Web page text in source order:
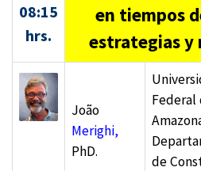
08:15
hrs.
en tiempos
estrategias y
João
Merighi,
PhD.
Federal
de